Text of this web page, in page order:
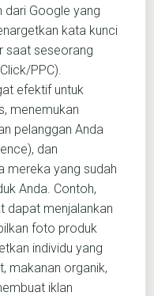
dari Google yang
kata kunci
saat seseorang
PPC).
efektif untuk
menemukan
pelanggan Anda
dan
mereka yang sudah
Anda. Contoh,
dapat menjalankan
foto produk
individu yang
makanan organik,
iklan